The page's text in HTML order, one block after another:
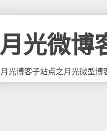
月光微博
月光博客子站点之月光微型博